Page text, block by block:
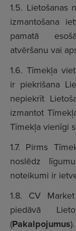
1.5. Lietošanas
izmantošana
pamatā
atvēršanu vai
1.6. Tīmekļa
ir piekrišana
nepiekrīt
izmantot
Tīmekļa vienīgi
1.7. Pirms
noslēdz
noteikumi ir
1.8. CV
piedāvā
(Pakalpojumus